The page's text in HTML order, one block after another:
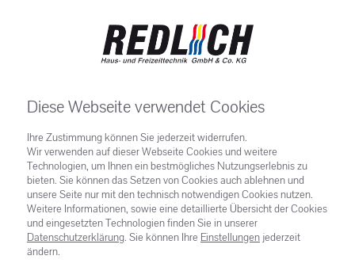
Spa, Wellness & Freizeit vom
Profi
Kontaktieren Sie uns oder kommen Sie vorbei. Wir
Diese Webseite verwendet Cookies
Ihre Zustimmung können Sie jederzeit widerrufen.
Wir verwenden auf dieser Webseite Cookies und weitere
Technologien, um Ihnen ein bestmögliches Nutzungserlebnis zu
bieten. Sie können das Setzen von Cookies auch ablehnen und
unsere Seite nur mit den technisch notwendigen Cookies nutzen.
Weitere Informationen, sowie eine detaillierte Übersicht der Cookies
und eingesetzten Technologien finden Sie in unserer
Datenschutzerklärung. Sie können Ihre Einstellungen jederzeit
ändern.